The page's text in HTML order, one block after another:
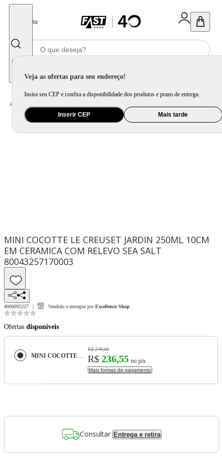
Menu
Veja as ofertas para seu endereço!
Insira seu CEP e confira a disponibilidade dos produtos e prazo de entrega.
Inserir CEP Mais tarde
Home
MINI COCOTTE LE CREUSET JARDIN 250ML 10CM
EM CERAMICA COM RELEVO SEA SALT
80043257170003
4000095227 Vendido e entregue por Excellence Shop
Ofertas disponíveis
MINI COCOTTE LE CREUSET JARDIN 250ML 10CM EM CERAMICA COM RELEVO SEA SALT 80043257170003
R$ 249,00
R$ 236,55 no pix
Mais formas de pagamento
Consultar Entrega e retira